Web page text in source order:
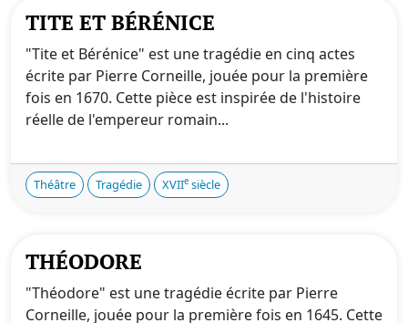
TITE ET BÉRÉNICE
"Tite et Bérénice" est une tragédie en cinq actes
écrite par Pierre Corneille, jouée pour la première
fois en 1670. Cette pièce est inspirée de l'histoire
réelle de l'empereur romain...
Théâtre Tragédie XVIIe siècle
THÉODORE
"Théodore" est une tragédie écrite par Pierre
Corneille, jouée pour la première fois en 1645. Cette